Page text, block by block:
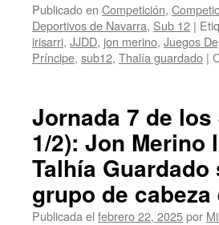
bronce,
sumando
también
un
sub10
Publicado en Competición,
Deportivos de Navarra, Sub 12 |
irisarri, JJDD, jon merino, Juegos
Príncipe, sub12, Thalía guardado |
Jornada 7 de los
1/2): Jon Merino
Talhía
grupo de
Publicada el febrero 22, 2025por